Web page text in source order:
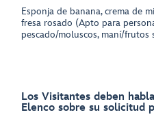
Esponja de banana, crema de
fresa rosado (Apto para
pescado/moluscos, maní/frutos
Los Visitantes deben
Elenco sobre su solicitud